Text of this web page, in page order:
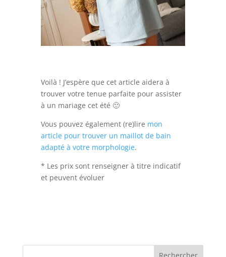
Voilà ! J’espère que cet article aidera à
trouver votre tenue parfaite pour assister
à un mariage cet été 🙂
Vous pouvez également (re)lire mon
article pour trouver un maillot de bain
adapté à votre morphologie.
* Les prix sont renseigner à titre indicatif
et peuvent évoluer